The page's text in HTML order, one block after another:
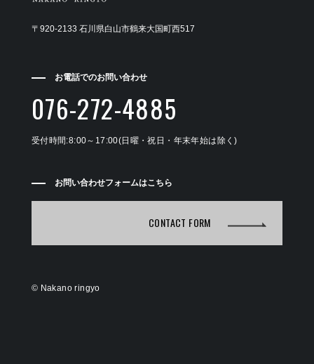
〒920-2133 石川県白山市鶴来大国町西517
お電話でのお問い合わせ
076-272-4885
受付時間:8:00～17:00(日曜・祝日・年末年始は除く)
お問い合わせフォームはこちら
CONTACT FORM
© Nakano ringyo